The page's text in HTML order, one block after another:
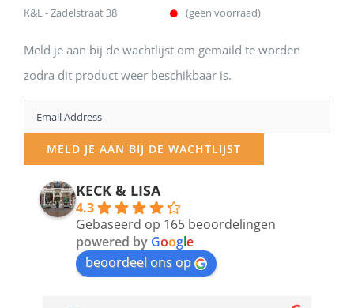
K&L - Zadelstraat 38 (geen voorraad)
Meld je aan bij de wachtlijst om gemaild te worden
zodra dit product weer beschikbaar is.
Enter
your
email
address
MELD JE AAN BIJ DE WACHTLIJST
KECK & LISA
4.3
Gebaseerd op 165 beoordelingen
powered by Google
beoordeel ons op